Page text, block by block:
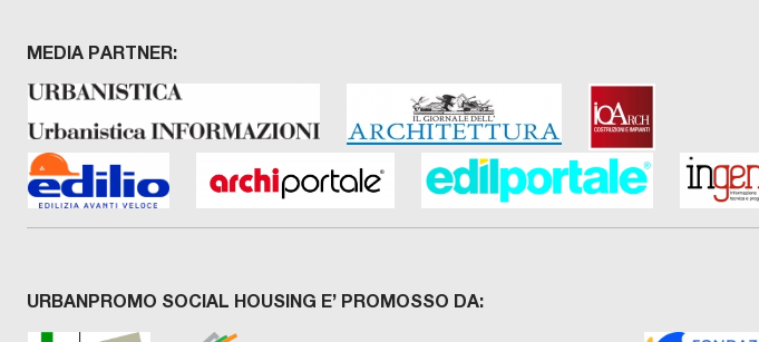
MEDIA PARTNER:
URBANPROMO SOCIAL HOUSING E’ PROMOSSO DA: